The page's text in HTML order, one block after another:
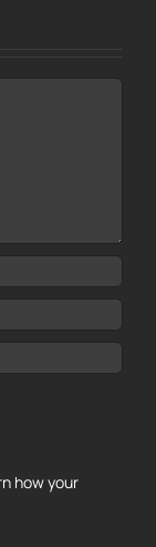
how your